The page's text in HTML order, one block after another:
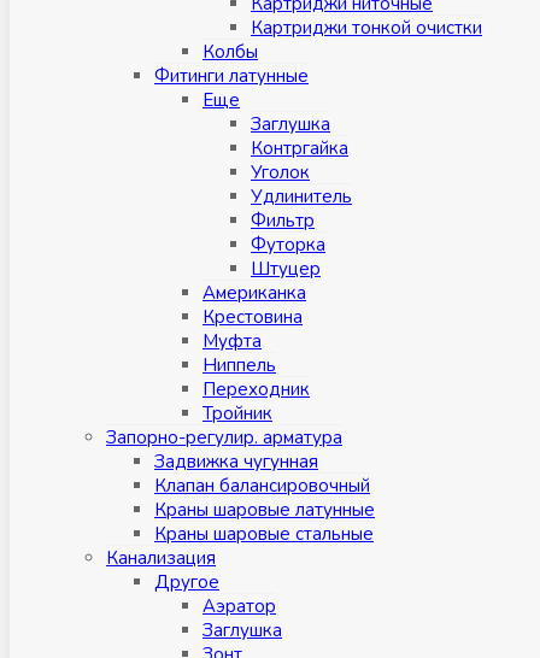
Картриджи тонкой очистки
Колбы
Фитинги латунные
Eщe
Заглушка
Контргайка
Уголок
Удлинитель
Фильтр
Футорка
Штуцер
Американка
Крестовина
Муфта
Ниппель
Переходник
Тройник
Запорно-регулир. арматура
Задвижка чугунная
Клапан балансировочный
Краны шаровые латунные
Краны шаровые стальные
Канализация
Другое
Аэратор
Заглушкa